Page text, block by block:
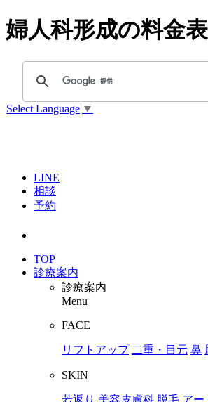
婦人科形成の料金表
Select Language ▼
LINE
相談
予約
TOP
診療案内
診療案内
Menu
FACE
リフトアップ 二重・目元 鼻
SKIN